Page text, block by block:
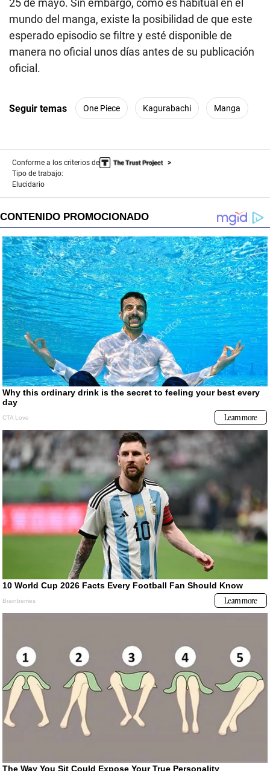
25 de mayo. Sin embargo, como es habitual en el
mundo del manga, existe la posibilidad de que este
esperado episodio se filtre y esté disponible de
manera no oficial unos días antes de su publicación
oficial.
Seguir temas One Piece Kagurabachi Manga
Conforme a los criterios de
Tipo de trabajo:
Elucidario